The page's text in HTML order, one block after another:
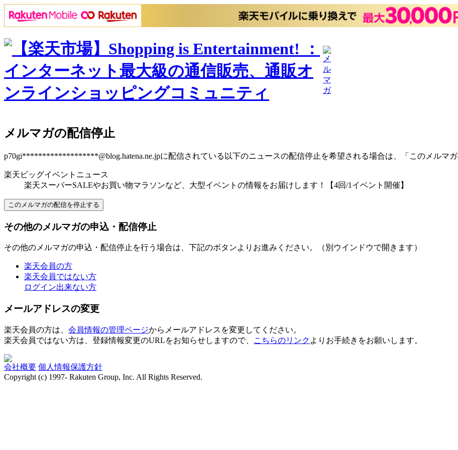
メルマガの配信停止
p70gi*******************@blog.hatena.ne.jpに配信されている以下のニュースの配信停止を希望される場合は、 「このメルマ
楽天ビッグイベントニュース
楽天スーパーSALEやお買い物マラソンなど、大型イベントの情報をお届けします！【4回/1イベント開催】
その他のメルマガの申込・配信停止
その他のメルマガの申込・配信停止を行う場合は、下記のボタンよりお進みください。（別ウインドウで開きます）
楽天会員の方
楽天会員ではない方
ログイン出来ない方
メールアドレスの変更
楽天会員の方は、 会員情報の管理ページからメールアドレスを変更してください。
楽天会員ではない方は、登録情報変更のURLをお知らせしますので、
こちらのリンク よりお手続きをお願いします。
会社概要 個人情報保護方針
Copyright (c) 1997- Rakuten Group, Inc. All Rights Reserved.